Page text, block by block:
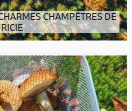
CHAMPÊTRES DE
Laurent et la forêt boréale, les
de La